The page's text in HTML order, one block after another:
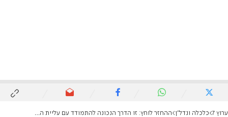
ערוץ 7 כלכלה ונדל"ן ההחזר לוחץ: זו הדרך הנכונה להתמודד עם עליית הריבית